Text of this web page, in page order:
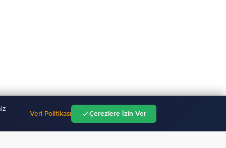
Veri Politikası Çerezlere İzin Ver